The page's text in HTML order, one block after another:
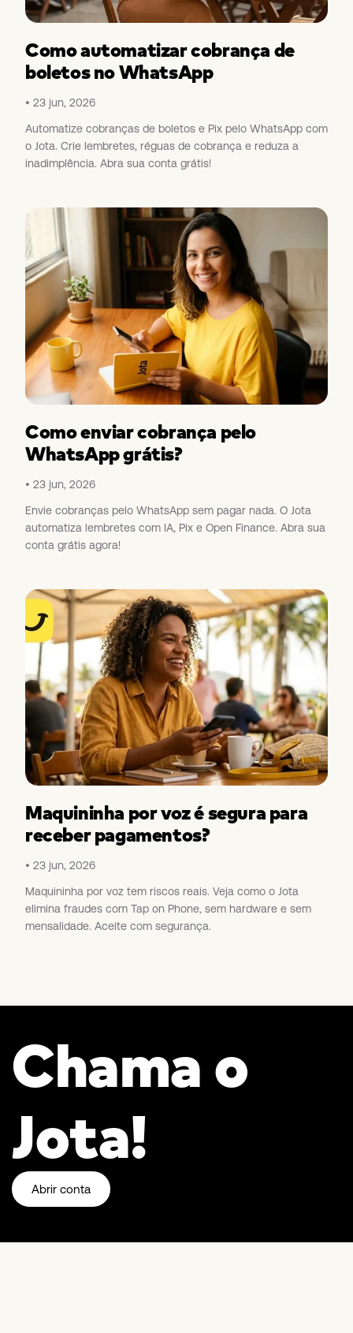
Como automatizar cobrança de
boletos no WhatsApp
23 jun, 2026
Automatize cobranças de boletos e Pix pelo WhatsApp com
o Jota. Crie lembretes, réguas de cobrança e reduza a
inadimplência. Abra sua conta grátis!
Como enviar cobrança pelo
WhatsApp grátis?
23 jun, 2026
Envie cobranças pelo WhatsApp sem pagar nada. O Jota
automatiza lembretes com IA, Pix e Open Finance. Abra sua
conta grátis agora!
Maquininha por voz é segura para
receber pagamentos?
23 jun, 2026
Maquininha por voz tem riscos reais. Veja como o Jota
elimina fraudes com Tap on Phone, sem hardware e sem
mensalidade. Aceite com segurança.
Chama o
Jota!
Abrir conta